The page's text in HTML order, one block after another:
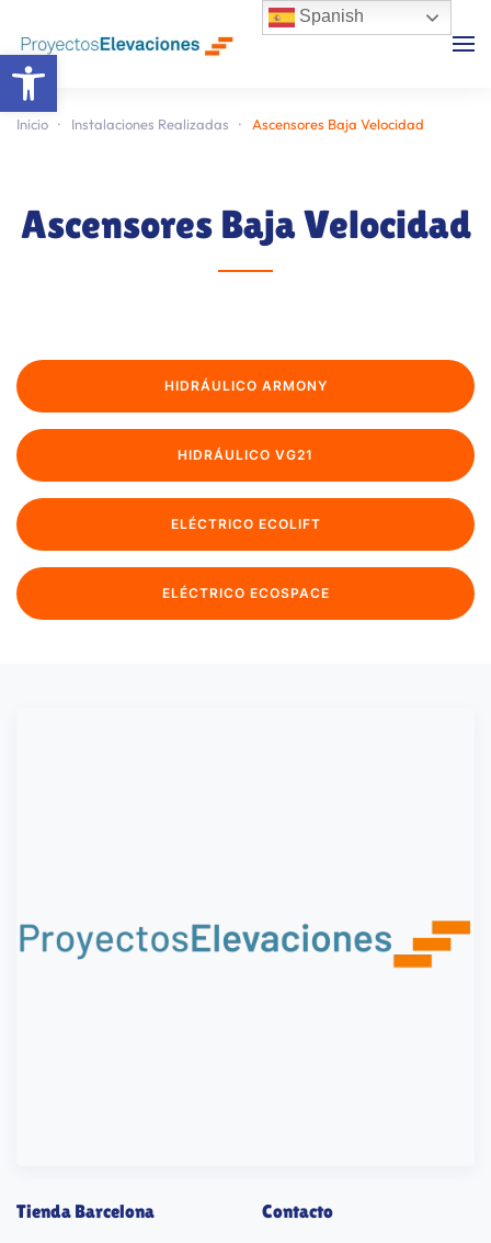
Abrir barra de herramientas
Skip to main content
Inicio Instalaciones Realizadas Ascensores Baja Velocidad
Ascensores Baja Velocidad
HIDRÁULICO ARMONY
HIDRÁULICO VG21
ELÉCTRICO ECOLIFT
ELÉCTRICO ECOSPACE
Tienda Barcelona Contacto
Spanish